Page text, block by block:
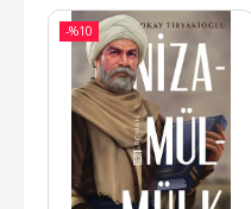
-%10